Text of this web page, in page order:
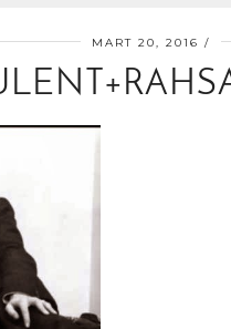
MART 20, 2016